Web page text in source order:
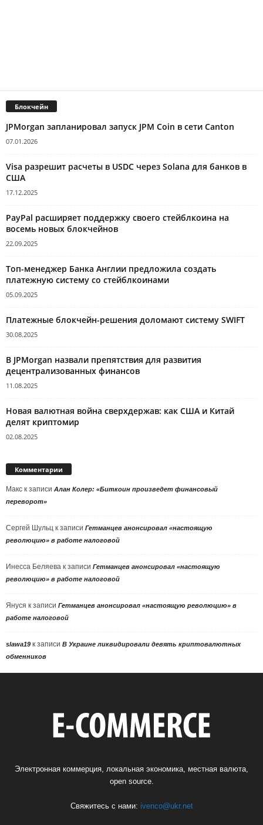
Блокчейн
JPMorgan запланировал запуск JPM Coin в сети Canton
07.01.2026
Visa разрешит расчеты в USDC через Solana для банков в
США
17.12.2025
PayPal расширяет поддержку своего стейблкоина на
восемь новых блокчейнов
22.09.2025
Топ-менеджер Банка Англии предложила создать
платежную систему со стейблкоинами
05.09.2025
Платежные блокчейн-решения доломают систему SWIFT
30.08.2025
В JPMorgan назвали препятствия для развития
децентрализованных финансов
11.08.2025
Новая валютная война сверхдержав: как США и Китай
делят криптомир
02.08.2025
Комментарии
Макс к записи Алан Колер: «Биткоин произведет финансовый
переворот»
Сергей Шульц к записи Гетманцев анонсировал «настоящую
революцию» в работе налоговой
Инесса Беляева к записи Гетманцев анонсировал «настоящую
революцию» в работе налоговой
Януся к записи Гетманцев анонсировал «настоящую революцию» в
работе налоговой
slawa19 к записи В Украине ликвидировали девять криптовалютных
обменников
Электронная коммерция, локальная экономика, местная валюта,
open source.
Свяжитесь с нами: ivenco@ukr.net